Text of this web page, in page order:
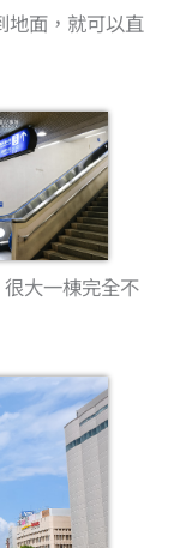
地面，就可以直
大一棟完全不